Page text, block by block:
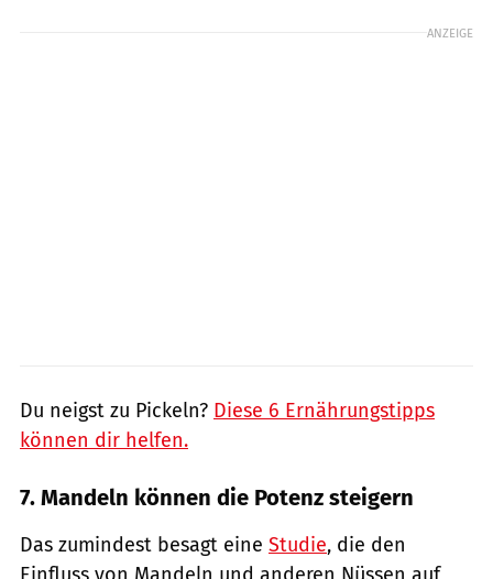
ANZEIGE
Du neigst zu Pickeln? Diese 6 Ernährungstipps
können dir helfen.
7. Mandeln können die Potenz steigern
Das zumindest besagt eine Studie, die den